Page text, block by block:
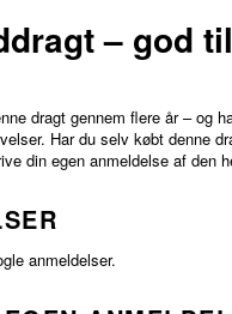
– god til
dragt gennem flere år – og
Har du selv købt denne
din egen anmeldelse af den
anmeldelser.